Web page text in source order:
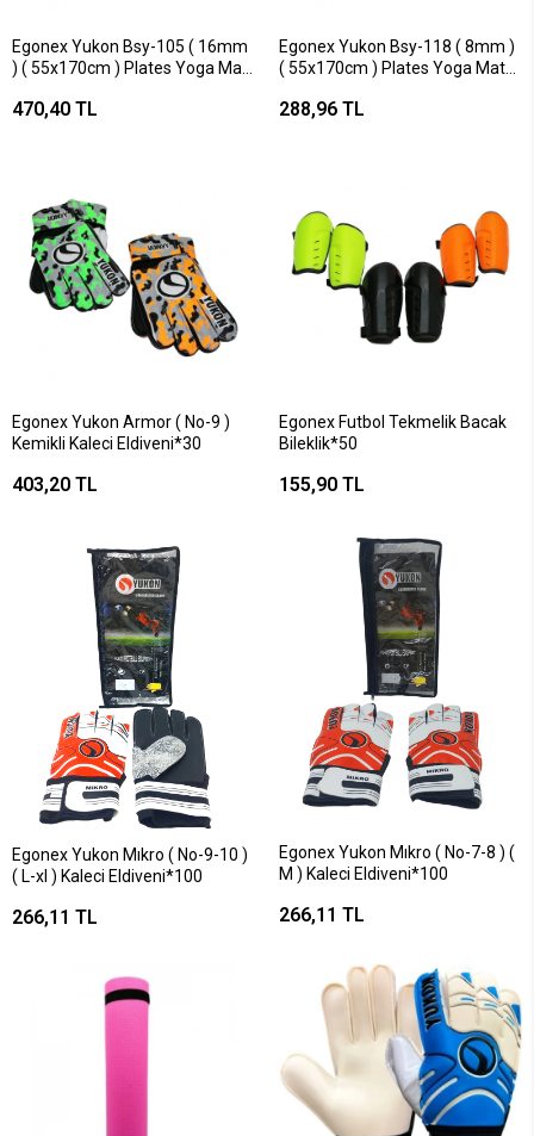
Egonex Yukon Bsy-105 ( 16mm
) ( 55x170cm ) Plates Yoga Mat
470,40 TL
Egonex Yukon Bsy-118 ( 8mm )
( 55x170cm ) Plates Yoga Mat
288,96 TL
Egonex Yukon Armor ( No-9 )
Kemikli Kaleci Eldiveni*30
403,20 TL
Egonex Futbol Tekmelik Bacak
Bileklik*50
155,90 TL
Egonex Yukon Mıkro ( No-9-10 )
( L-xl ) Kaleci Eldiveni*100
266,11 TL
Egonex Yukon Mıkro ( No-7-8 ) (
M ) Kaleci Eldiveni*100
266,11 TL